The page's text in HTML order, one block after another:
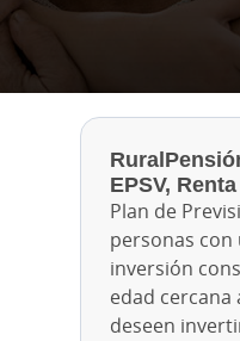
EPSV,
Plan de
personas
inversión
edad cercana
deseen